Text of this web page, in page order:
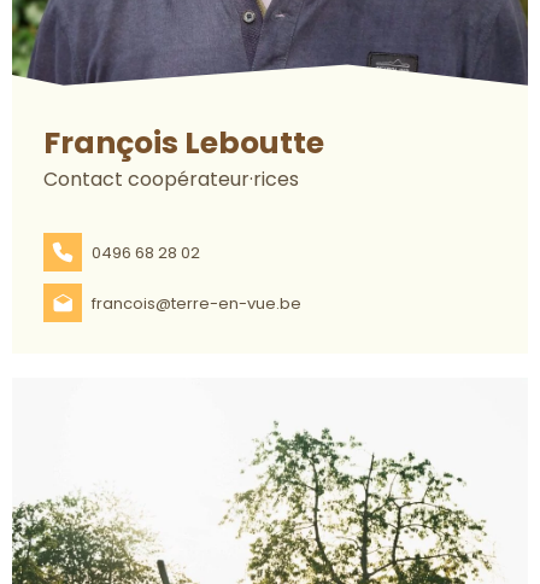
François Leboutte
Contact coopérateur·rices
0496 68 28 02
francois@terre-en-vue.be